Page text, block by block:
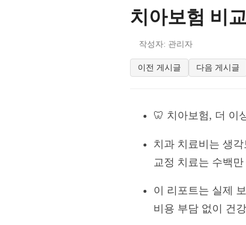
치아보험 비
작성자: 관리자
이전 게시글 다음 게시글
🦷 치아보험, 더 이
치과 치료비는 생
교정 치료는 수백
이 리포트는 실제
비용 부담 없이 건